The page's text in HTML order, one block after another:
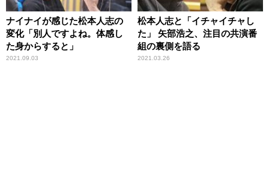
ナイナイが感じた松本人志の
変化「別人ですよね。体感し
た身からすると」
2021.09.03
松本人志と「イチャイチャし
た」 矢部浩之、注目の共演番
組の裏側を語る
2021.03.26